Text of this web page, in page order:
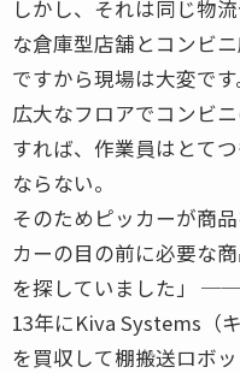
しかし、それは同じ物
な倉庫型店舗とコンビ
ですから現場は大変です
広大なフロアでコンビ
すれば、作業員はとて
ならない。
そのためピッカーが商
カーの目の前に必要な
を探していました」
13年にKiva Systems（
を買収して棚搬送ロボ